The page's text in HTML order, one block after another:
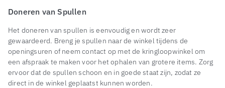
Doneren van Spullen
Het doneren van spullen is eenvoudig en wordt zeer
gewaardeerd. Breng je spullen naar de winkel tijdens de
openingsuren of neem contact op met de kringloopwinkel om
een afspraak te maken voor het ophalen van grotere items. Zorg
ervoor dat de spullen schoon en in goede staat zijn, zodat ze
direct in de winkel geplaatst kunnen worden.